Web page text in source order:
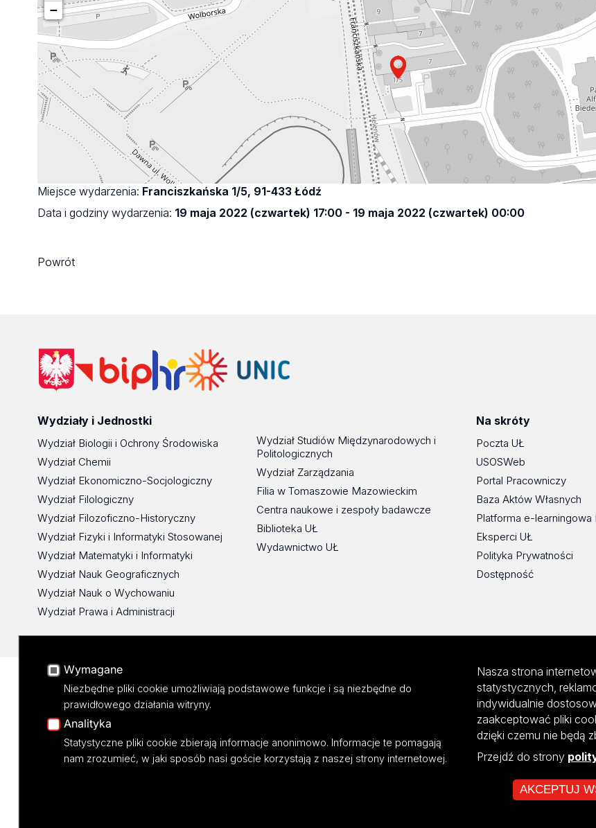
−
Miejsce wydarzenia: Franciszkańska 1/5, 91-433 Łódź
Data i godziny wydarzenia: 19 maja 2022 (czwartek) 17:00 - 19 maja 2022 (czwartek) 00:00
Powrót
Wydziały i Jednostki
Wydział Biologii i Ochrony Środowiska
Wydział Chemii
Wydział Ekonomiczno-Socjologiczny
Wydział Filologiczny
Wydział Filozoficzno-Historyczny
Wydział Fizyki i Informatyki Stosowanej
Wydział Matematyki i Informatyki
Wydział Nauk Geograficznych
Wydział Nauk o Wychowaniu
Wydział Prawa i Administracji
Wydział Studiów Międzynarodowych i
Politologicznych
Wydział Zarządzania
Filia w Tomaszowie Mazowieckim
Centra naukowe i zespoły badawcze
Biblioteka UŁ
Wydawnictwo UŁ
Na skróty
Poczta UŁ
USOSWeb
Portal Pracowniczy
Baza Aktów Własnych
Platforma e-learningowa
Eksperci UŁ
Polityka Prywatności
Dostępność
Projekt Multiportalu UŁ współfinansowany z funduszy Unii Europejskiej w
Wymagane
Niezbędne pliki cookie umożliwiają podstawowe funkcje i są niezbędne do
prawidłowego działania witryny.
Analityka
Statystyczne pliki cookie zbierają informacje anonimowo. Informacje te pomagają
nam zrozumieć, w jaki sposób nasi goście korzystają z naszej strony internetowej.
Nasza strona
statystycznych,
indywidualnie
zaakceptować pliki
dzięki czemu nie będą
Przejdź do strony
AKCEPTUJ